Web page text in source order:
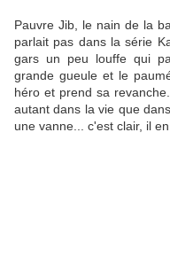
Pauvre Jib, le nain de la
parlait pas dans la série
gars un peu louffe qui
grande gueule et le
héro et prend sa
autant dans la vie que
une vanne... c'est clair, il